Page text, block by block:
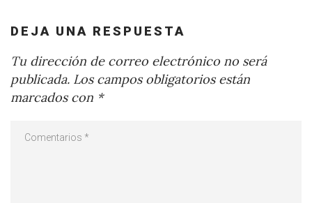
DEJA UNA RESPUESTA
Tu dirección de correo electrónico no será
publicada. Los campos obligatorios están
marcados con *